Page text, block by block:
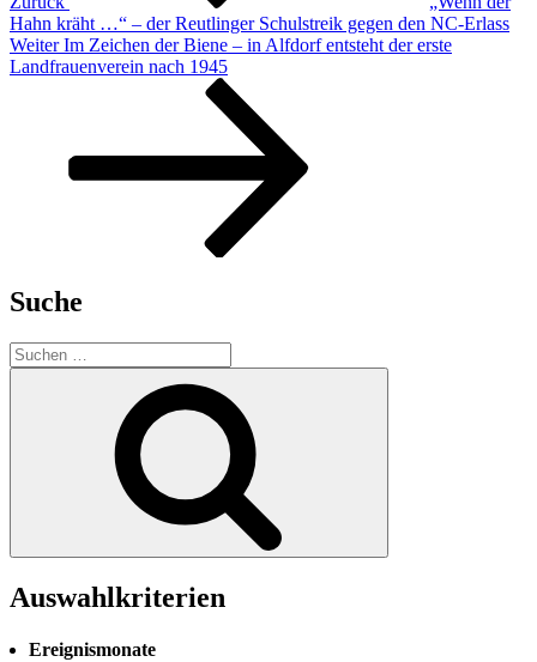
Hahn kräht …“ – der Reutlinger Schulstreik gegen den NC-Erlass
Nächster
Beitrag
Weiter Im Zeichen der Biene – in Alfdorf entsteht der erste
Landfrauenverein nach 1945
Suche
Suchen
nach:
Auswahlkriterien
Ereignismonate